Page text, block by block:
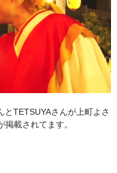
TETSUYAさんが上町よさ
載されてます。